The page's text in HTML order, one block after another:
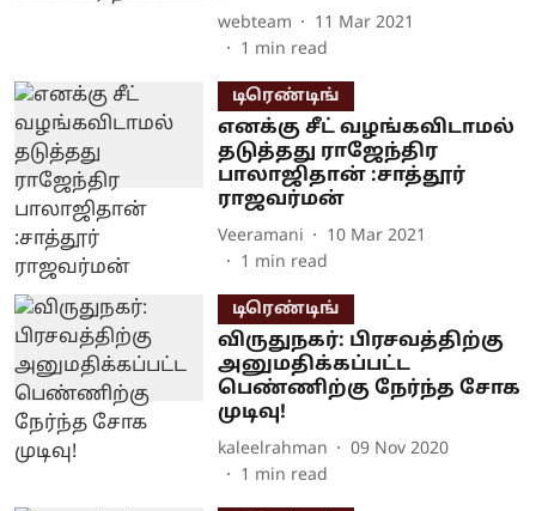
webteam
11 Mar 2021
1 min read
டிரெண்டிங்
எனக்கு சீட் வழங்கவிடாமல்
தடுத்தது ராஜேந்திர
பாலாஜிதான் :சாத்தூர்
ராஜவர்மன்
Veeramani
10 Mar 2021
1 min read
டிரெண்டிங்
விருதுநகர்: பிரசவத்திற்கு
அனுமதிக்கப்பட்ட
பெண்ணிற்கு நேர்ந்த சோக
முடிவு!
kaleelrahman
09 Nov 2020
1 min read